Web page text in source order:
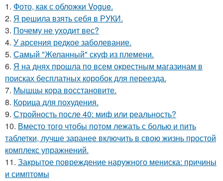
1. Фото, как с обложки Vogue.
2. Я решила взять себя в РУКИ.
3. Почему не уходит вес?
4. У арсения редкое заболевание.
5. Самый "Желанный" скуф из племени.
6. Я на днях прошла по всем окрестным магазинам в
поисках бесплатных коробок для переезда.
7. Мышцы кора восстановите.
8. Корица для похудения.
9. Стройность после 40: миф или реальность?
10. Вместо того чтобы потом лежать с болью и пить
таблетки, лучше заранее включить в свою жизнь простой
комплекс упражнений.
11. Закрытое повреждение наружного мениска: причины
и симптомы